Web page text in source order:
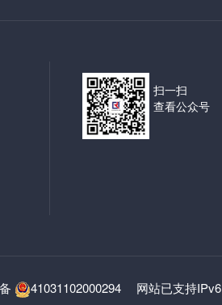
扫一扫
查看公众号
41031102000294 网站已支持IPv6